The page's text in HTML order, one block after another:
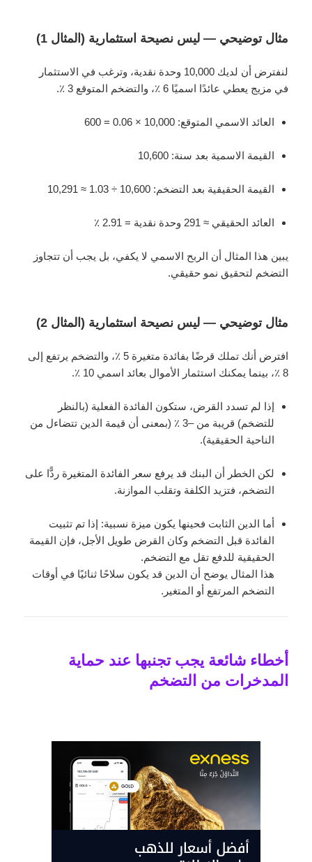
مثال توضيحي — ليس نصيحة استثمارية (المثال 1)
لنفترض أن لديك 10,000 وحدة نقدية، وترغب في الاستثمار
في مزيج يعطي عائدًا اسميًا 6 ٪، والتضخم المتوقع 3 ٪.
العائد الاسمي المتوقع: 10,000 × 0.06 = 600
القيمة الاسمية بعد سنة: 10,600
القيمة الحقيقية بعد التضخم: 10,600 ÷ 1.03 ≈ 10,291
العائد الحقيقي ≈ 291 وحدة نقدية = 2.91 ٪
يبين هذا المثال أن الربح الاسمي لا يكفي، بل يجب أن تتجاوز
التضخم لتحقيق نمو حقيقي.
مثال توضيحي — ليس نصيحة استثمارية (المثال 2)
افترض أنك تملك قرضًا بفائدة متغيرة 5 ٪، والتضخم يرتفع إلى
8 ٪، بينما يمكنك استثمار الأموال بعائد اسمي 10 ٪.
إذا لم تسدد القرض، ستكون الفائدة الفعلية (بالنظر
للتضخم) قريبة من –3 ٪ (بمعنى أن قيمة الدين تتضاءل من
الناحية الحقيقية).
لكن الخطر أن البنك قد يرفع سعر الفائدة المتغيرة ردًّا على
التضخم، فتزيد الكلفة وتقلب الموازنة.
أما الدين الثابت فحينها يكون ميزة نسبية: إذا تم تثبيت
الفائدة قبل التضخم وكان القرض طويل الأجل، فإن القيمة
الحقيقية للدفع تقل مع التضخم.
هذا المثال يوضح أن الدين قد يكون سلاحًا ثنائيًا في أوقات
التضخم المرتفع أو المتغير.
أخطاء شائعة يجب تجنبها عند حماية
المدخرات من التضخم